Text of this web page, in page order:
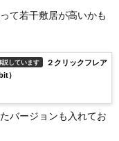
て若干敷居が高いかも
説しています
２クリックフレア
）
バージョンも入れてお